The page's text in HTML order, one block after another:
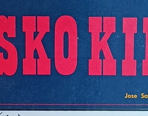
UMJETNOST
FILM
UMJETNOST
BILJE I ZDRAVLJE
I PUBLICISTIKA
ZNANOSTI
POPULARNA PSIHOLOGIJA,